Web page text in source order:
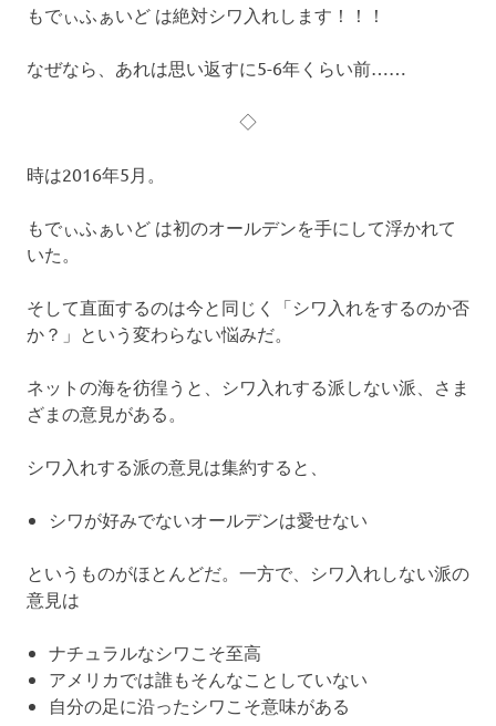
もでぃふぁいど は絶対シワ入れします！！！
なぜなら、あれは思い返すに5-6年くらい前……
◇
時は2016年5月。
もでぃふぁいど は初のオールデンを手にして浮かれて
いた。
そして直面するのは今と同じく「シワ入れをするのか否
か？」という変わらない悩みだ。
ネットの海を彷徨うと、シワ入れする派しない派、さま
ざまの意見がある。
シワ入れする派の意見は集約すると、
シワが好みでないオールデンは愛せない
というものがほとんどだ。一方で、シワ入れしない派の
意見は
ナチュラルなシワこそ至高
アメリカでは誰もそんなことしていない
自分の足に沿ったシワこそ意味がある